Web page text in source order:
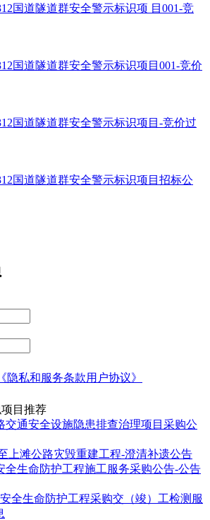
国道隧道群安全警示标识项 目001-竞
国道隧道群安全警示标识项目001-竞价
国道隧道群安全警示标识项目-竞价过
国道隧道群安全警示标识项目招标公
《隐私和服务条款用户协议》
目推荐
交通安全设施隐患排查治理项目采购公
上滩公路灾毁重建工程-澄清补遗公告
全生命防护工程施工服务采购公告-公告
全生命防护工程采购交（竣）工检测服